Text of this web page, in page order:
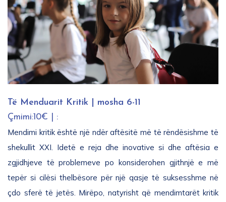
Të Menduarit Kritik | mosha 6-11
Çmimi:10€ | :
Mendimi kritik është një ndër aftësitë më të rëndësishme të
shekullit XXI. Idetë e reja dhe inovative si dhe aftësia e
zgjidhjeve të problemeve po konsiderohen gjithnjë e më
tepër si cilësi thelbësore për një qasje të suksesshme në
çdo sferë të jetës. Mirëpo, natyrisht që mendimtarët kritik